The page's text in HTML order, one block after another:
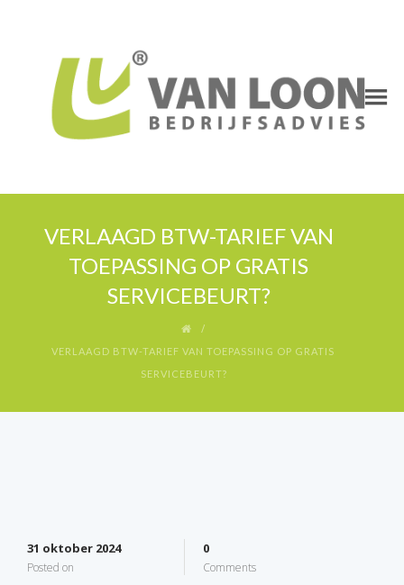
VERLAAGD BTW-TARIEF VAN
TOEPASSING OP GRATIS
SERVICEBEURT?
VERLAAGD BTW-TARIEF VAN TOEPASSING OP GRATIS
SERVICEBEURT?
31 oktober 2024
Posted on
0
Comments